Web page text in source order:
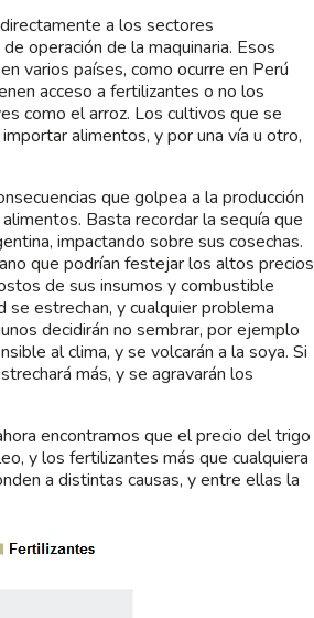
a los sectores
operación de la maquinaria. Esos
varios países, como ocurre en Perú
acceso a fertilizantes o no los
como el arroz. Los cultivos que se
alimentos, y por una vía u otro,
que golpea a la producción
Basta recordar la sequía que
impactando sobre sus cosechas.
que podrían festejar los altos precios
de sus insumos y combustible
estrechan, y cualquier problema
decidirán no sembrar, por ejemplo
al clima, y se volcarán a la soya. Si
más, y se agravarán los
encontramos que el precio del trigo
y los fertilizantes más que cualquiera
a distintas causas, y entre ellas la